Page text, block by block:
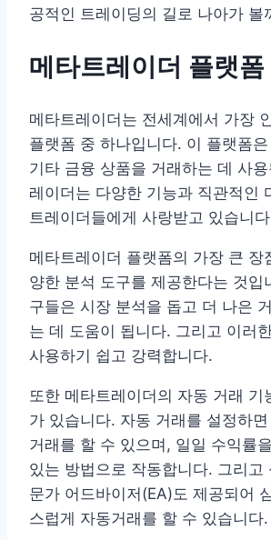
공적인 트레이딩의 길로 나아가 볼
메타트레이더 플랫폼
메타트레이더는 전세계에서 가장
플랫폼 중 하나입니다. 이 플랫폼
기타 금융 상품을 거래하는 데 사
레이더는 다양한 기능과 직관적인
트레이더들에게 사랑받고 있습니
메타트레이더 플랫폼의 가장 큰 장
양한 분석 도구를 제공한다는 것입
구들은 시장 분석을 돕고 더 나은
는 데 도움이 됩니다. 그리고 이러
사용하기 쉽고 강력합니다.
또한 메타트레이더의 자동 거래 기
가 있습니다. 자동 거래를 설정하
거래를 할 수 있으며, 일일 수익률
있는 방법으로 작동합니다. 그리고
문가 어드바이저(EA)도 제공되어
스럽게 자동거래를 할 수 있습니다.